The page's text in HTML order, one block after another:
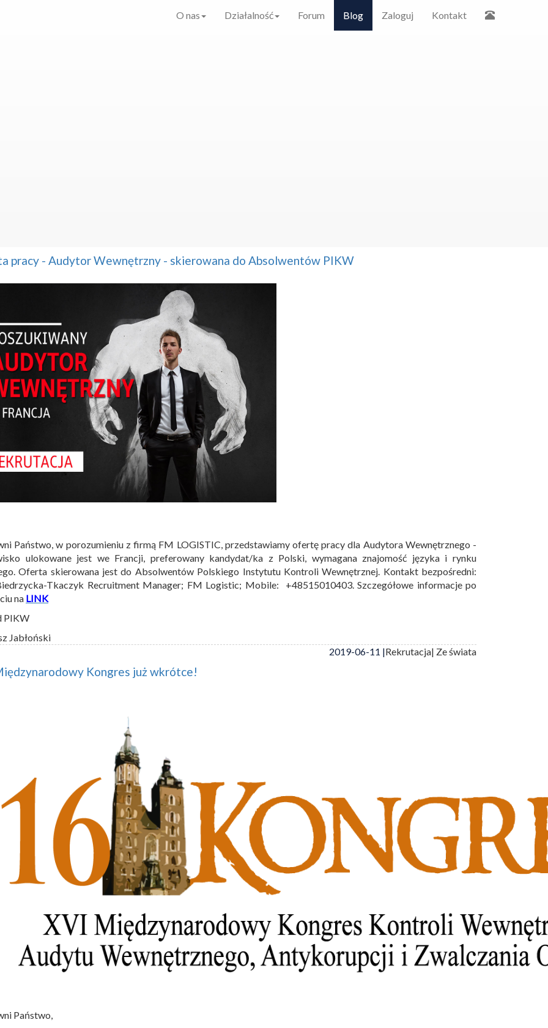
O nas Działalność Forum Blog Zaloguj Kontakt
pracy - Audytor Wewnętrzny - skierowana do Absolwentów PIKW
Państwo, w porozumieniu z firmą FM LOGISTIC, przedstawiamy ofertę pracy dla Audytora Wewnętrznego -
ulokowane jest we Francji, preferowany kandydat/ka z Polski, wymagana znajomość języka i rynku
Oferta skierowana jest do Absolwentów Polskiego Instytutu Kontroli Wewnętrznej. Kontakt bezpośredni:
Tkaczyk Recruitment Manager; FM Logistic; Mobile: +48515010403. Szczegółowe informacje po
na LINK
PIKW
Jabłoński
2019-06-11 |Rekrutacja| Ze świata
Kongres już wkrótce!
Państwo,